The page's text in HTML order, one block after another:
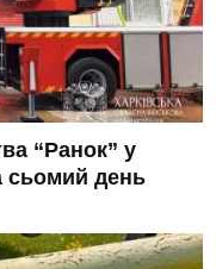
“Ранок” у
сьомий день